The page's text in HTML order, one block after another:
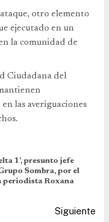
otro elemento
ejecutado en un
la comunidad de
Ciudadana del
las averiguaciones
1’, presunto jefe
Sombra, por el
periodista Roxana
Siguiente